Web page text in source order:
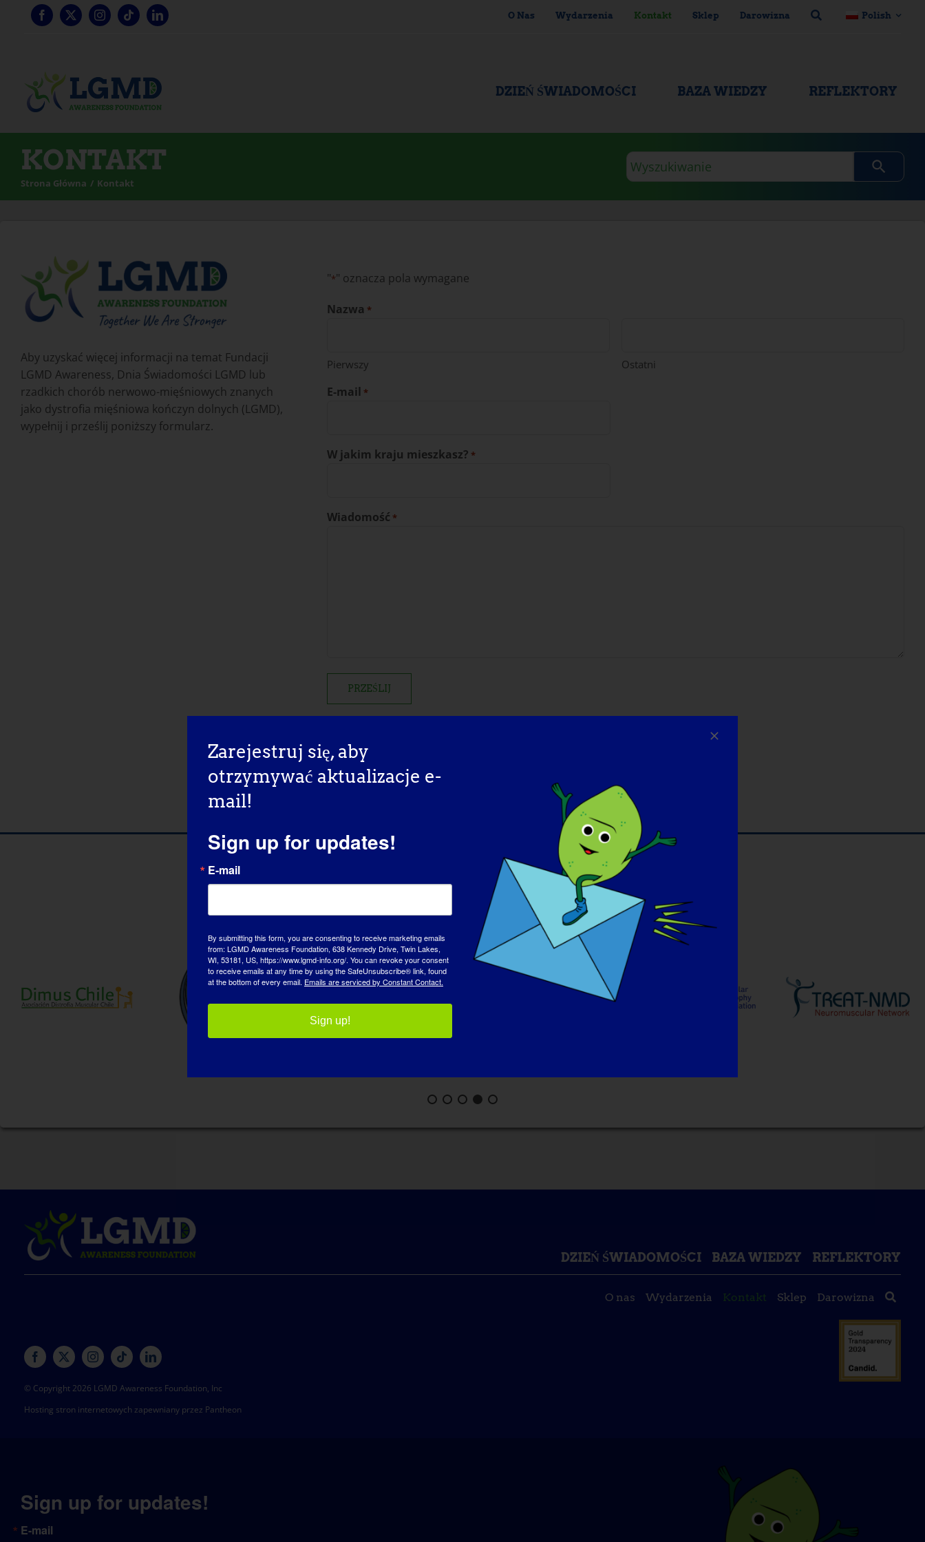
Przejdź
O Nas Wydarzenia Kontakt Sklep Darowizna Polish
DZIEŃ ŚWIADOMOŚCI BAZA WIEDZY REFLEKTORY
KONTAKT
Strona Główna Kontakt
Zapytanie
wyszukiwania
Aby uzyskać więcej informacji na temat Fundacji
LGMD Awareness, Dnia Świadomości LGMD lub
rzadkich chorób nerwowo-mięśniowych znanych
jako dystrofia mięśniowa kończyn dolnych (LGMD),
wypełnij i prześlij poniższy formularz.
"*" oznacza pola wymagane
Nazwa *
Pierwszy Ostatni
E-mail *
W jakim kraju mieszkasz? *
Wiadomość *
Nasi partnerzy w zakresie rzecznictwa
DZIEŃ ŚWIADOMOŚCI BAZA WIEDZY REFLEKTORY
O nas Wydarzenia Kontakt Sklep Darowizna
© Copyright 2026 LGMD Awareness Foundation, Inc
Hosting stron internetowych zapewniany przez Pantheon
Sign up for updates!
E-mail
Zarejestruj się, aby
otrzymywać aktualizacje e-
mail!
Sign up for updates!
E-mail
By submitting this form, you are consenting to receive marketing emails
from: LGMD Awareness Foundation, 638 Kennedy Drive, Twin Lakes,
WI, 53181, US, https://www.lgmd-info.org/. You can revoke your consent
to receive emails at any time by using the SafeUnsubscribe® link, found
at the bottom of every email. Emails are serviced by Constant Contact.
Sign up!